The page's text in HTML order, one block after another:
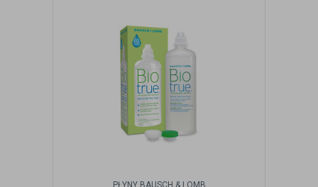
PŁYNY BAUSCH & LOMB